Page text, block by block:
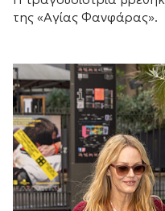
της «Αγίας Φανφάρας».